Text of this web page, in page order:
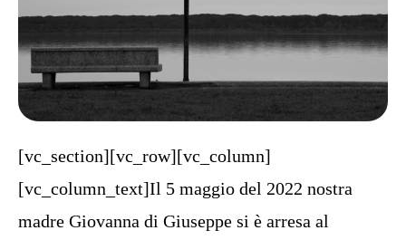
[vc_section][vc_row][vc_column]
[vc_column_text]Il 5 maggio del 2022 nostra
madre Giovanna di Giuseppe si è arresa al